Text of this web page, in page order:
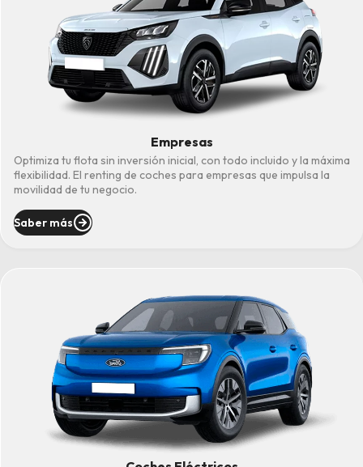
Empresas
Optimiza tu flota sin inversión inicial, con todo incluido y la máxima
flexibilidad. El renting de coches para empresas que impulsa la
movilidad de tu negocio.
Saber más